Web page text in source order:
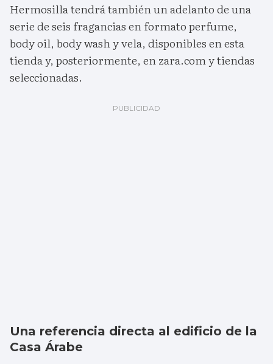
Hermosilla tendrá también un adelanto de una
serie de seis fragancias en formato perfume,
body oil, body wash y vela, disponibles en esta
tienda y, posteriormente, en zara.com y tiendas
seleccionadas.
Una referencia directa al edificio de la
Casa Árabe